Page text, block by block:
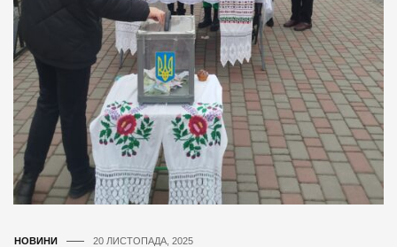
НОВИНИ 20 ЛИСТОПАДА, 2025